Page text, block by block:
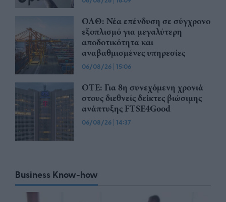
ΟΛΘ: Νέα επένδυση σε σύγχρονο
εξοπλισμό για μεγαλύτερη
αποδοτικότητα και
αναβαθμισμένες υπηρεσίες
06/08/26 | 15:06
ΟΤΕ: Για 8η συνεχόμενη χρονιά
στους διεθνείς δείκτες βιώσιμης
ανάπτυξης FTSE4Good
06/08/26 | 14:37
Business Know-how